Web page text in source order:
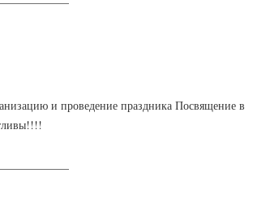
и проведение праздника Посвящение в